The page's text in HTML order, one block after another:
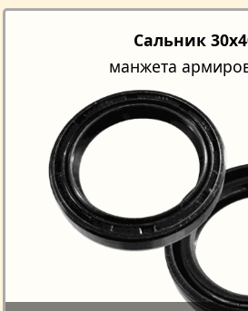
Сальник
манжета